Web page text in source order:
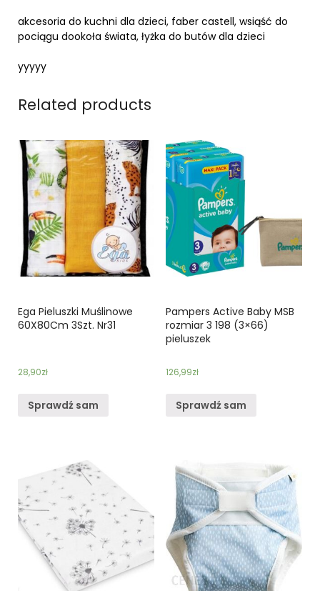
akcesoria do kuchni dla dzieci, faber castell, wsiąść do
pociągu dookoła świata, łyżka do butów dla dzieci
yyyyy
Related products
Ega Pieluszki Muślinowe
60X80Cm 3Szt. Nr31
28,90zł
Sprawdź sam
Pampers Active Baby MSB
rozmiar 3 198 (3×66)
pieluszek
126,99zł
Sprawdź sam